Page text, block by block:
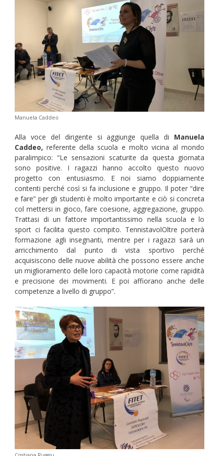
Manuela Caddeo
Alla voce del dirigente si aggiunge quella di Manuela
Caddeo, referente della scuola e molto vicina al mondo
paralimpico: “Le sensazioni scaturite da questa giornata
sono positive. I ragazzi hanno accolto questo nuovo
progetto con entusiasmo. E noi siamo doppiamente
contenti perché così si fa inclusione e gruppo. Il poter “dire
e fare” per gli studenti è molto importante e ciò si concreta
col mettersi in gioco, fare coesione, aggregazione, gruppo.
Trattasi di un fattore importantissimo nella scuola e lo
sport ci facilita questo compito. TennistavolOltre porterà
formazione agli insegnanti, mentre per i ragazzi sarà un
arricchimento dal punto di vista sportivo perché
acquisiscono delle nuove abilità che possono essere anche
un miglioramento delle loro capacità motorie come rapidità
e precisione dei movimenti. E poi affiorano anche delle
competenze a livello di gruppo”.